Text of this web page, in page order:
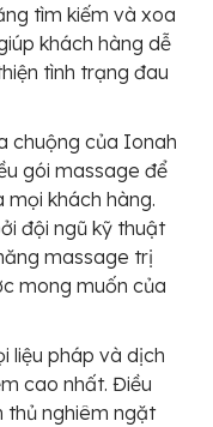
tìm kiếm và xoa
khách hàng dễ
tình trạng đau
chuộng của Ionah
gói massage để
mọi khách hàng.
đội ngũ kỹ thuật
massage trị
mong muốn của
liệu pháp và dịch
cao nhất. Điều
thủ nghiêm ngặt